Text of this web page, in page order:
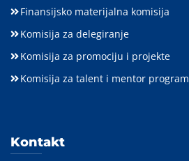
Finansijsko materijalna komisija
Komisija za delegiranje
Komisija za promociju i projekte
Komisija za talent i mentor program
Kontakt